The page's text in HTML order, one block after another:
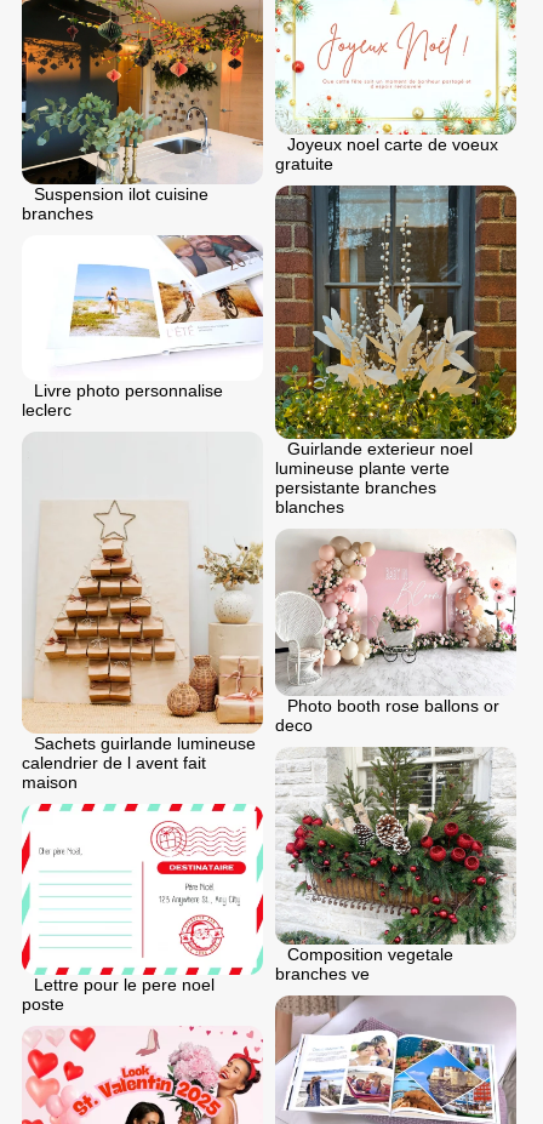
Joyeux noel carte de voeux
gratuite
Suspension ilot cuisine
branches
Guirlande exterieur noel
lumineuse plante verte
persistante branches
blanches
Livre photo personnalise
leclerc
Sachets guirlande lumineuse
calendrier de l avent fait
maison
Photo booth rose ballons or
deco
Composition vegetale
branches ve
Lettre pour le pere noel
poste